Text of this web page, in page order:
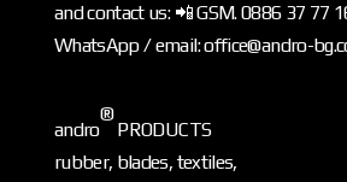
and contact us: 📲 GSM. 0886 37 77
WhatsApp / email: office@andro-
andro
®
PRODUCTS
rubber, blades, textiles,